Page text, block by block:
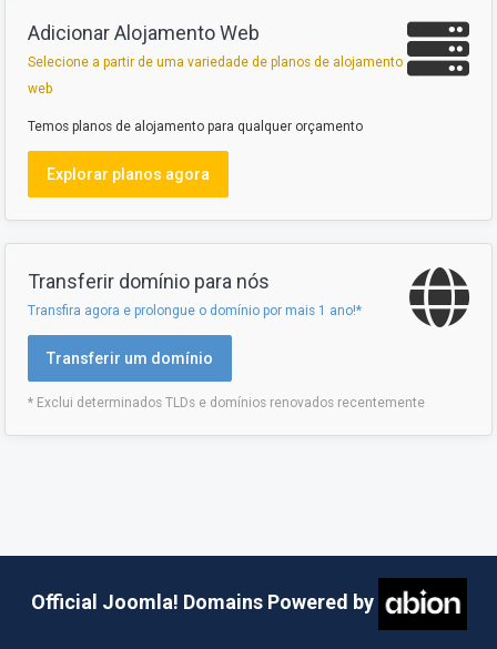
Adicionar Alojamento Web
Selecione a partir de uma variedade de planos de alojamento
web
Temos planos de alojamento para qualquer orçamento
Explorar planos agora
Transferir domínio para nós
Transfira agora e prolongue o domínio por mais 1 ano!*
Transferir um domínio
* Exclui determinados TLDs e domínios renovados recentemente
Official Joomla! Domains Powered by